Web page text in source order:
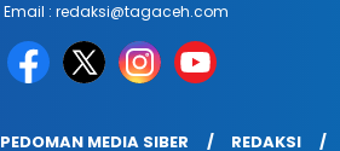
Email : redaksi@tagaceh.com
PEDOMAN MEDIA SIBER REDAKSI